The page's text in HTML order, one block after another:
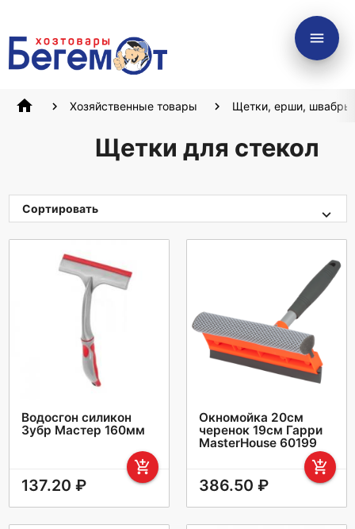
menu
home Хозяйственные товары Щетки, ерши, швабры
Щетки для стекол
Сортировать
Водосгон силикон
Зубр Мастер 160мм
add_shopping_cart
137.20 ₽
Окномойка 20см
черенок 19см Гарри
MasterHouse 60199
add_shopping_cart
386.50 ₽